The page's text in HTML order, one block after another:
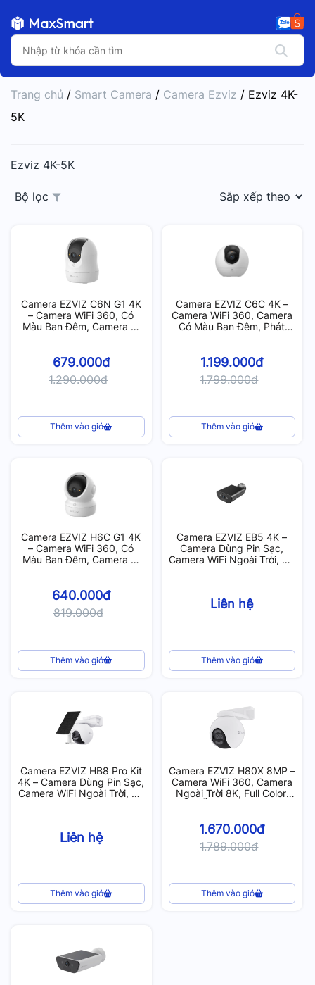
Trang chủ / Smart Camera / Camera Ezviz / Ezviz 4K-
5K
Ezviz 4K-5K
Bộ lọc
Camera EZVIZ C6N G1 4K
– Camera WiFi 360, Có
Màu Ban Đêm, Camera AI
679.000đ
1.290.000đ
Thêm vào giỏ
Camera EZVIZ C6C 4K –
Camera WiFi 360, Camera
Có Màu Ban Đêm, Phát
1.199.000đ
1.799.000đ
Thêm vào giỏ
Camera EZVIZ H6C G1 4K
– Camera WiFi 360, Có
Màu Ban Đêm, Camera AI
640.000đ
819.000đ
Thêm vào giỏ
Camera EZVIZ EB5 4K –
Camera Dùng Pin Sạc,
Camera WiFi Ngoài Trời, Có
Liên hệ
Thêm vào giỏ
Camera EZVIZ HB8 Pro Kit
4K – Camera Dùng Pin Sạc,
Camera WiFi Ngoài Trời, Có
Liên hệ
Thêm vào giỏ
Camera EZVIZ H80X 8MP –
Camera WiFi 360, Camera
Ngoài Trời 8K, Full Color,
1.670.000đ
1.789.000đ
Thêm vào giỏ